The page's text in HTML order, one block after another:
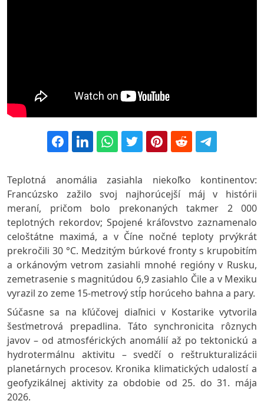
Teplotná anomália zasiahla niekoľko kontinentov:
Francúzsko zažilo svoj najhorúcejší máj v histórii
meraní, pričom bolo prekonaných takmer 2 000
teplotných rekordov; Spojené kráľovstvo zaznamenalo
celoštátne maximá, a v Číne nočné teploty prvýkrát
prekročili 30 °C. Medzitým búrkové fronty s krupobitím
a orkánovým vetrom zasiahli mnohé regióny v Rusku,
zemetrasenie s magnitúdou 6,9 zasiahlo Čile a v Mexiku
vyrazil zo zeme 15-metrový stĺp horúceho bahna a pary.
Súčasne sa na kľúčovej diaľnici v Kostarike vytvorila
šesťmetrová prepadlina. Táto synchronicita rôznych
javov – od atmosférických anomálií až po tektonickú a
hydrotermálnu aktivitu – svedčí o reštrukturalizácii
planetárnych procesov. Kronika klimatických udalostí a
geofyzikálnej aktivity za obdobie od 25. do 31. mája
2026.